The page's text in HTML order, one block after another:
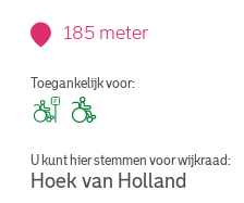
185 meter
Toegankelijk voor:
U kunt hier stemmen voor wijkraad:
Hoek van Holland